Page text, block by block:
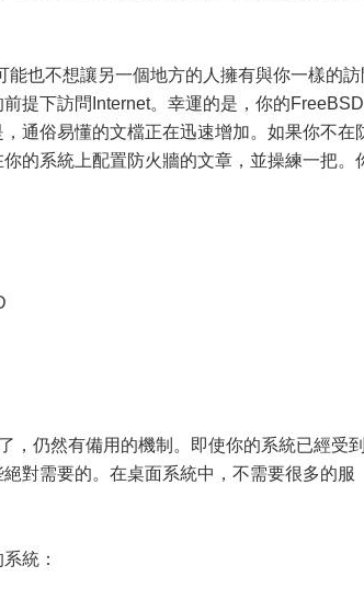
也不想讓另一個地方的人擁有與你一樣的訪
提下訪問Internet。幸運的是，你的FreeBSD
通俗易懂的文檔正在迅速增加。如果你不在
的系統上配置防火牆的文章，並操練一把。
，仍然有備用的機制。即使你的系統已經受
對需要的。在桌面系統中，不需要很多的服
統：